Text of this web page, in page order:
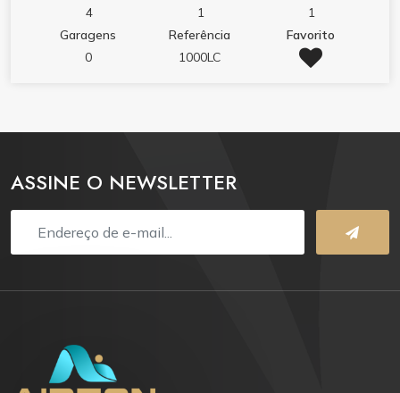
duas cadeiras de praia. utensílios de cozinha, além de
forno micro ondas e forno. Imóvel não possui
garagem. Inquilino trazer roupa de cama travesseiros
4
1
1
Garagens
0
Referência
1000LC
Favorito
ASSINE O NEWSLETTER